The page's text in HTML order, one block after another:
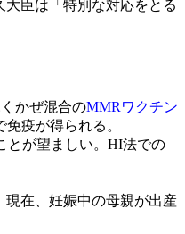
臣は「特別な対応をとる
かぜ混合のMMRワクチン
疫が得られる。
とが望ましい。HI法での
在、妊娠中の母親が出産